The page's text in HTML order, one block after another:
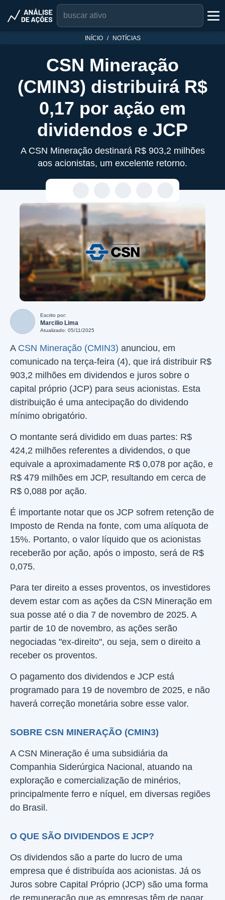
INÍCIO NOTÍCIAS
CSN Mineração
(CMIN3) distribuirá R$
0,17 por ação em
dividendos e JCP
A CSN Mineração destinará R$ 903,2 milhões
aos acionistas, um excelente retorno.
Escrito por:
Marcilio Lima
Atualizado: 05/11/2025
A CSN Mineração (CMIN3) anunciou, em
comunicado na terça-feira (4), que irá distribuir R$
903,2 milhões em dividendos e juros sobre o
capital próprio (JCP) para seus acionistas. Esta
distribuição é uma antecipação do dividendo
mínimo obrigatório.
O montante será dividido em duas partes: R$
424,2 milhões referentes a dividendos, o que
equivale a aproximadamente R$ 0,078 por ação, e
R$ 479 milhões em JCP, resultando em cerca de
R$ 0,088 por ação.
É importante notar que os JCP sofrem retenção de
Imposto de Renda na fonte, com uma alíquota de
15%. Portanto, o valor líquido que os acionistas
receberão por ação, após o imposto, será de R$
0,075.
Para ter direito a esses proventos, os investidores
devem estar com as ações da CSN Mineração em
sua posse até o dia 7 de novembro de 2025. A
partir de 10 de novembro, as ações serão
negociadas "ex-direito", ou seja, sem o direito a
receber os proventos.
O pagamento dos dividendos e JCP está
programado para 19 de novembro de 2025, e não
haverá correção monetária sobre esse valor.
SOBRE CSN MINERAÇÃO (CMIN3)
A CSN Mineração é uma subsidiária da
Companhia Siderúrgica Nacional, atuando na
exploração e comercialização de minérios,
principalmente ferro e níquel, em diversas regiões
do Brasil.
O QUE SÃO DIVIDENDOS E JCP?
Os dividendos são a parte do lucro de uma
empresa que é distribuída aos acionistas. Já os
Juros sobre Capital Próprio (JCP) são uma forma
de remuneração que as empresas têm de pagar